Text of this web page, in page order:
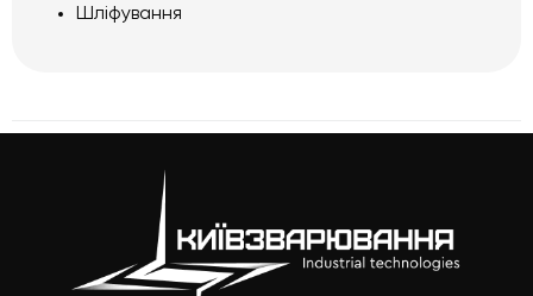
Шліфування